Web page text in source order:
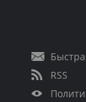
RSS